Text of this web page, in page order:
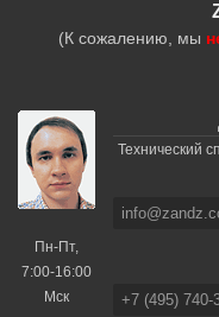
(К сожалению, мы
Пн-Пт,
7:00-16:00
Мск
Технический
+7 (495) 740-